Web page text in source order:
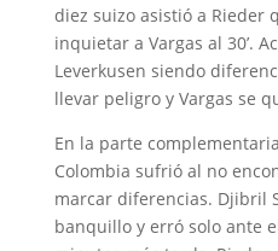
diez suizo asistió a Rieder
inquietar a Vargas al 30’.
Leverkusen siendo
llevar peligro y Vargas se
En la parte
Colombia sufrió al no
marcar diferencias. Djibril
banquillo y erró solo ante